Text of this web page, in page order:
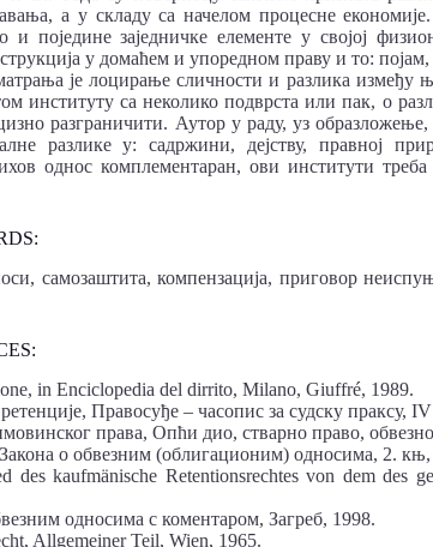
а у складу са начелом процесне
и поједине заједничке елементе у својој
у домаћем и упоредном праву и то:
је лоцирање сличности и разлика између
институту са неколико подврста или пак, о
разграничити. Аутор у раду, уз
разлике у: садржини, дејству, правној
однос комплементаран, ови институти
самозаштита, компензација, приговор
in Enciclopedia del dirrito, Milano, Giuffré, 1989.
Правосуђе – часопис за судску праксу,
права, Опћи дио, стварно право,
о обвезним (облигационим) односима, 2. књ,
des kaufmänische Retentionsrechtes von dem des
односима с коментаром, Загреб, 1998.
Allgemeiner Teil, Wien, 1965.